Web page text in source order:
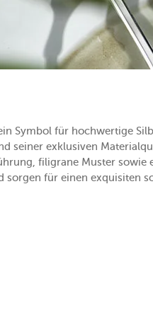
Symbol für hochwertige
seiner exklusiven
filigrane Muster
sorgen für einen exquisiten